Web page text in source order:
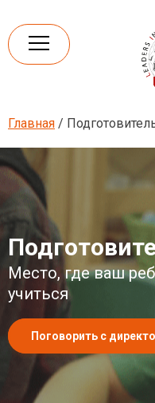
content
Leaders
International school
Главная /
Место, где ваш
учиться
Поговорить с